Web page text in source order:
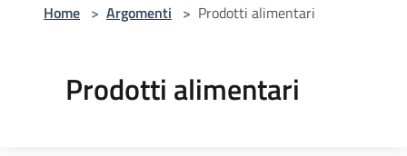
Home > Argomenti > Prodotti alimentari
Prodotti alimentari